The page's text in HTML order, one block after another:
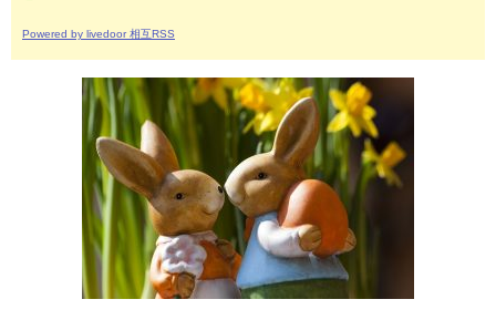
Powered by livedoor 相互RSS